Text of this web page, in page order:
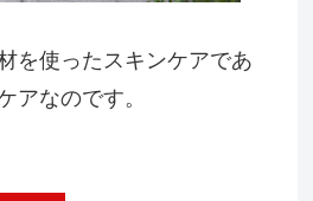
を使ったスキンケアであ
アなのです。